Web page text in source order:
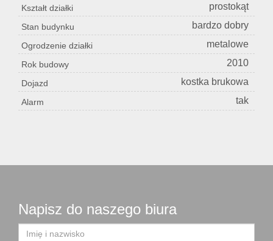
Kształt działki prostokąt
Stan budynku bardzo dobry
Ogrodzenie działki metalowe
Rok budowy 2010
Dojazd kostka brukowa
Alarm tak
Napisz do naszego biura